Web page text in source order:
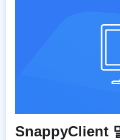
SnappyClient